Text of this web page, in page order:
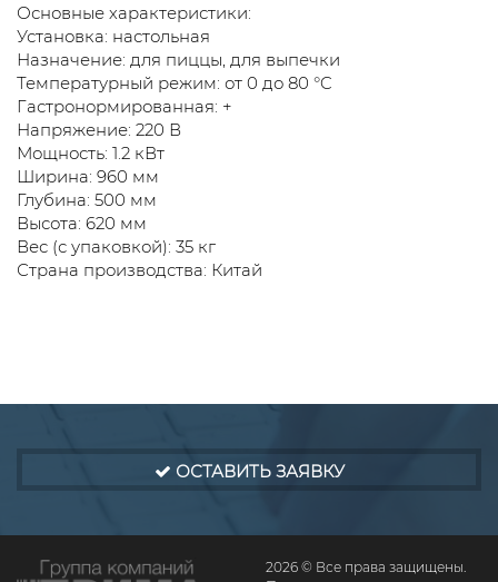
Основные характеристики:
Установка: настольная
Назначение: для пиццы, для выпечки
Температурный режим: от 0 до 80 °C
Гастронормированная: +
Напряжение: 220 В
Мощность: 1.2 кВт
Ширина: 960 мм
Глубина: 500 мм
Высота: 620 мм
Вес (с упаковкой): 35 кг
Страна производства: Китай
ОСТАВИТЬ ЗАЯВКУ
2026 © Все права защищены.